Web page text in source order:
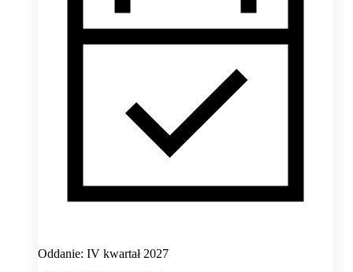
Oddanie: IV kwartał 2027